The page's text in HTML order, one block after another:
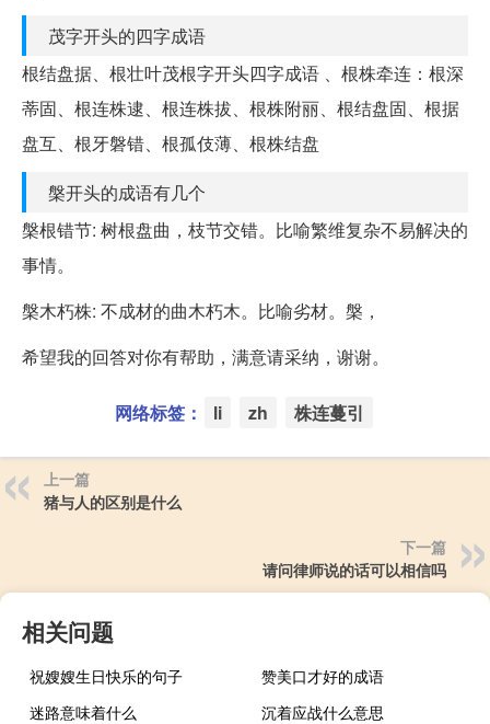
茂字开头的四字成语
根结盘据、根壮叶茂根字开头四字成语 、根株牵连：根深
蒂固、根连株逮、根连株拔、根株附丽、根结盘固、根据
盘互、根牙磐错、根孤伎薄、根株结盘
槃开头的成语有几个
槃根错节: 树根盘曲，枝节交错。比喻繁维复杂不易解决的
事情。
槃木朽株: 不成材的曲木朽木。比喻劣材。槃，
希望我的回答对你有帮助，满意请采纳，谢谢。
网络标签： li zh 株连蔓引
上一篇
猪与人的区别是什么
下一篇
请问律师说的话可以相信吗
相关问题
祝嫂嫂生日快乐的句子
赞美口才好的成语
迷路意味着什么
沉着应战什么意思